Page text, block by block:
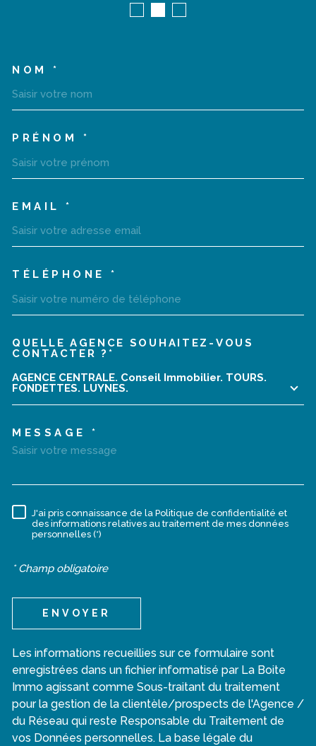
NOM *
PRÉNOM *
EMAIL *
TÉLÉPHONE *
QUELLE AGENCE SOUHAITEZ-VOUS
CONTACTER ?*
AGENCE CENTRALE. Conseil Immobilier. TOURS.
FONDETTES. LUYNES.
MESSAGE *
RÈGLEMENTATION
J'ai pris connaissance de la Politique de confidentialité et
des informations relatives au traitement de mes données
personnelles (*)
* Champ obligatoire
ENVOYER
Les informations recueillies sur ce formulaire sont
enregistrées dans un fichier informatisé par La Boite
Immo agissant comme Sous-traitant du traitement
pour la gestion de la clientèle/prospects de l'Agence /
du Réseau qui reste Responsable du Traitement de
vos Données personnelles. La base légale du